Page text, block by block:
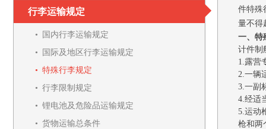
行李运输规定
国内行李运输规定
国际及地区行李运输规定
特殊行李规定
行李限制规定
锂电池及危险品运输规定
货物运输总条件
件特殊
量不得
一、特
计件制
1.露营
2.一辆
3.一副
4.经适
5.运动
枪和两